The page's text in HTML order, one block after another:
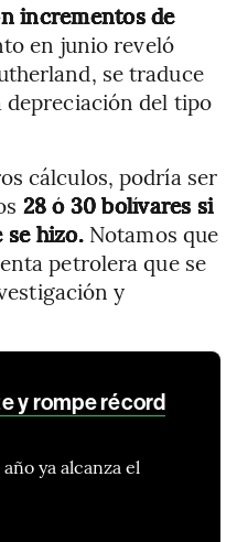
incrementos de
en junio reveló
se traduce
depreciación del tipo
cálculos, podría ser
28 ó 30 bolívares si
se hizo. Notamos que
petrolera que se
y
y rompe récord
ya alcanza el